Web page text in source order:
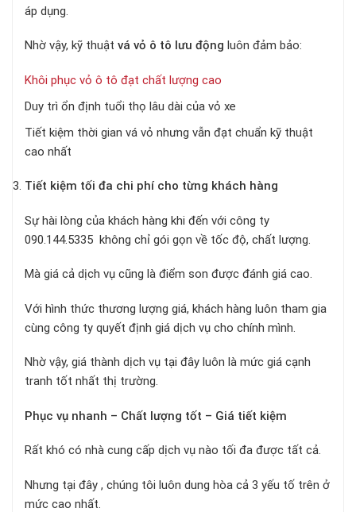
áp dụng.
Nhờ vậy, kỹ thuật vá vỏ ô tô lưu động luôn đảm bảo:
Khôi phục vỏ ô tô đạt chất lượng cao
Duy trì ổn định tuổi thọ lâu dài của vỏ xe
Tiết kiệm thời gian vá vỏ nhưng vẫn đạt chuẩn kỹ thuật
cao nhất
Tiết kiệm tối đa chi phí cho từng khách hàng
Sự hài lòng của khách hàng khi đến với công ty
090.144.5335 không chỉ gói gọn về tốc độ, chất lượng.
Mà giá cả dịch vụ cũng là điểm son được đánh giá cao.
Với hình thức thương lượng giá, khách hàng luôn tham gia
cùng công ty quyết định giá dịch vụ cho chính mình.
Nhờ vậy, giá thành dịch vụ tại đây luôn là mức giá cạnh
tranh tốt nhất thị trường.
Phục vụ nhanh – Chất lượng tốt – Giá tiết kiệm
Rất khó có nhà cung cấp dịch vụ nào tối đa được tất cả.
Nhưng tại đây , chúng tôi luôn dung hòa cả 3 yếu tố trên ở
mức cao nhất.